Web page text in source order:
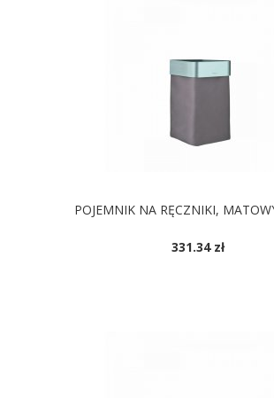
POJEMNIK NA RĘCZNIKI,
331.34 zł